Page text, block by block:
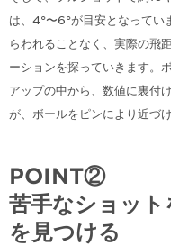
は、4°〜6°が目安となってい
らわれることなく、実際の飛
ーションを探っていきます。
アップの中から、数値に裏付
が、ボールをピンにより近づ
POINT②
苦手なショッ
を見つける